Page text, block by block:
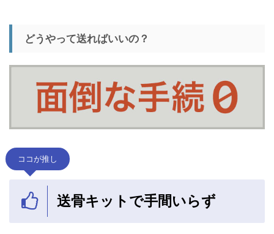
どうやって送ればいいの？
ココが推し
送骨キットで手間いらず